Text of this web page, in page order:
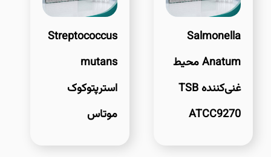
Salmonella
Anatum محیط
غنی‌کننده TSB
ATCC9270
Streptococcus
mutans
استرپتوکوک
موتاس